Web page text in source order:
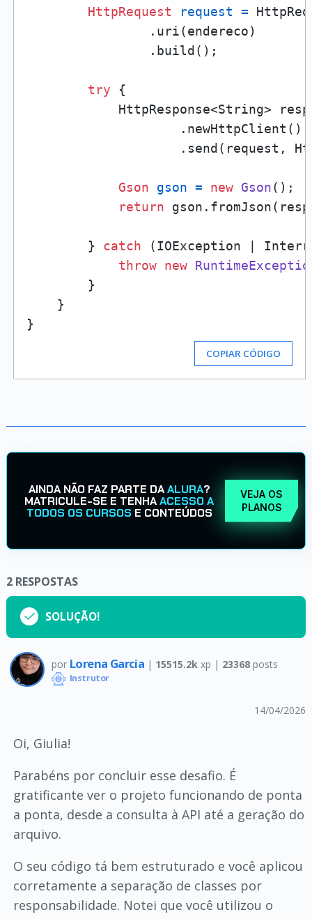
HttpRequest
request =
                .uri(endereco)
                .build();
try {
HttpResponse<String>
                    .newHttpClient()
.send(request,
Gson gson = new Gson();
return
        }
catch (IOException |
throw new
        }
    }
COPIAR CÓDIGO
AINDA NÃO FAZ PARTE DAALURA?
MATRICULE-SE E TENHAACESSO A
TODOS OS CURSOS E CONTEÚDOS
VEJA OS
PLANOS
2 RESPOSTAS
SOLUÇÃO!
por Lorena Garcia | 15515.2k xp | 23368posts
Instrutor
14/04/2026
Oi, Giulia!
Parabéns por concluir esse desafio. É
gratificante ver o projeto funcionando de ponta
a ponta, desde a consulta à API até a geração do
arquivo.
O seu código tá bem estruturado e você aplicou
corretamente a separação de classes por
responsabilidade. Notei que você utilizou o